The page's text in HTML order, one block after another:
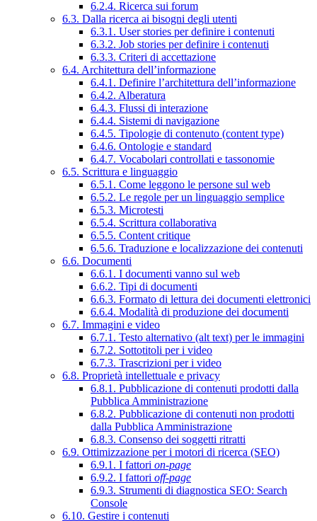
6.2.4. Ricerca sui forum
6.3. Dalla ricerca ai bisogni degli utenti
6.3.1. User stories per definire i contenuti
6.3.2. Job stories per definire i contenuti
6.3.3. Criteri di accettazione
6.4. Architettura dell’informazione
6.4.1. Definire l’architettura dell’informazione
6.4.2. Alberatura
6.4.3. Flussi di interazione
6.4.4. Sistemi di navigazione
6.4.5. Tipologie di contenuto (content type)
6.4.6. Ontologie e standard
6.4.7. Vocabolari controllati e tassonomie
6.5. Scrittura e linguaggio
6.5.1. Come leggono le persone sul web
6.5.2. Le regole per un linguaggio semplice
6.5.3. Microtesti
6.5.4. Scrittura collaborativa
6.5.5. Content critique
6.5.6. Traduzione e localizzazione dei contenuti
6.6. Documenti
6.6.1. I documenti vanno sul web
6.6.2. Tipi di documenti
6.6.3. Formato di lettura dei documenti elettronici
6.6.4. Modalità di produzione dei documenti
6.7. Immagini e video
6.7.1. Testo alternativo (alt text) per le immagini
6.7.2. Sottotitoli per i video
6.7.3. Trascrizioni per i video
6.8. Proprietà intellettuale e privacy
6.8.1. Pubblicazione di contenuti prodotti dalla
Pubblica Amministrazione
6.8.2. Pubblicazione di contenuti non prodotti
dalla Pubblica Amministrazione
6.8.3. Consenso dei soggetti ritratti
6.9. Ottimizzazione per i motori di ricerca (SEO)
6.9.1. I fattori on-page
6.9.2. I fattori off-page
6.9.3. Strumenti di diagnostica SEO: Search
Console
6.10. Gestire i contenuti